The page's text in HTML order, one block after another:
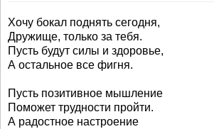
Хочу бокал поднять сегодня,
Дружище, только за тебя.
Пусть будут силы и здоровье,
А остальное все фигня.
Пусть позитивное мышление
Поможет трудности пройти.
А радостное настроение